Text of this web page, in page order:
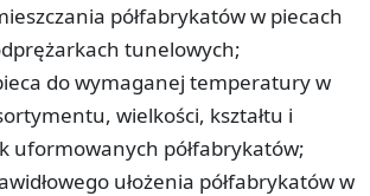
półfabrykatów w piecach
tunelowych;
do wymaganej temperatury w
wielkości, kształtu i
uformowanych półfabrykatów;
ułożenia półfabrykatów w